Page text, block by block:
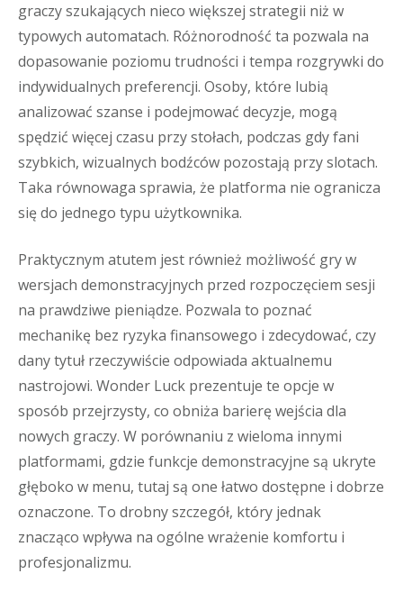
graczy szukających nieco większej strategii niż w
typowych automatach. Różnorodność ta pozwala na
dopasowanie poziomu trudności i tempa rozgrywki do
indywidualnych preferencji. Osoby, które lubią
analizować szanse i podejmować decyzje, mogą
spędzić więcej czasu przy stołach, podczas gdy fani
szybkich, wizualnych bodźców pozostają przy slotach.
Taka równowaga sprawia, że platforma nie ogranicza
się do jednego typu użytkownika.
Praktycznym atutem jest również możliwość gry w
wersjach demonstracyjnych przed rozpoczęciem sesji
na prawdziwe pieniądze. Pozwala to poznać
mechanikę bez ryzyka finansowego i zdecydować, czy
dany tytuł rzeczywiście odpowiada aktualnemu
nastrojowi. Wonder Luck prezentuje te opcje w
sposób przejrzysty, co obniża barierę wejścia dla
nowych graczy. W porównaniu z wieloma innymi
platformami, gdzie funkcje demonstracyjne są ukryte
głęboko w menu, tutaj są one łatwo dostępne i dobrze
oznaczone. To drobny szczegół, który jednak
znacząco wpływa na ogólne wrażenie komfortu i
profesjonalizmu.